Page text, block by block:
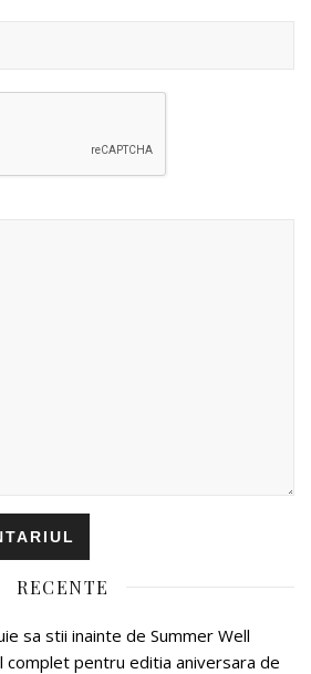
RECENTE
sa stii inainte de Summer Well
complet pentru editia aniversara de